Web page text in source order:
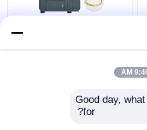
المجوهرات
9:40
Good day,
for?